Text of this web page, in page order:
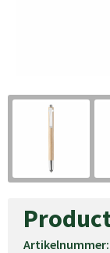
Artikelnummer: